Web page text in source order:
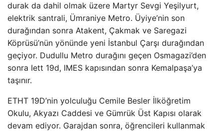
durak da dahil olmak üzere Martyr Sevgi Yeşilyurt,
elektrik santrali, Ümraniye Metro. Üyiye’nin son
durağından sonra Atakent, Çakmak ve Saregazi
Köprüsü’nün yönünde yeni İstanbul Çarşı durağından
geçiyor. Dudullu Metro durağını geçen Osmagazi’den
sonra Iett 19d, IMES kapısından sonra Kemalpaşa’ya
taşınır.
ETHT 19D’nin yolculuğu Cemile Besler İlköğretim
Okulu, Akyazı Caddesi ve Gümrük Üst Kapısı olarak
devam ediyor. Garajdan sonra, öğrencileri kullanmak